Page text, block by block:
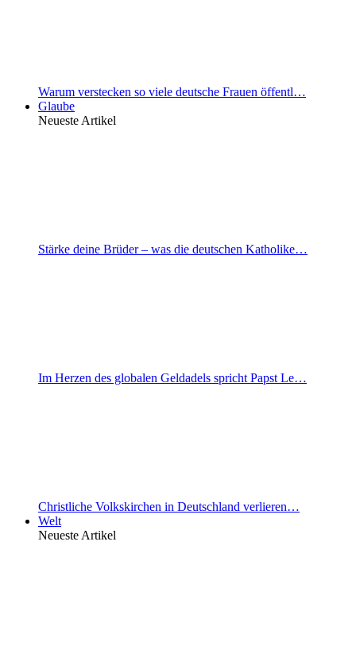
Warum verstecken so viele deutsche Frauen öffentl…
Glaube
Neueste Artikel
Stärke deine Brüder – was die deutschen Katholike…
Im Herzen des globalen Geldadels spricht Papst Le…
Christliche Volkskirchen in Deutschland verlieren…
Welt
Neueste Artikel